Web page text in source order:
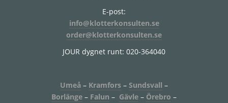
E-post:
info@klotterkonsulten.se
order@klotterkonsulten.se
JOUR dygnet runt: 020-364040
Umeå – Kramfors – Sundsvall –
Borlänge – Falun – Gävle – Örebro –